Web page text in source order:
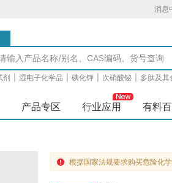
消息
剂 湿电子化学品 碘化钾 次硝酸铋 多肽及其
产品专区 行业应用 有料
 根据国家法规要求购买危险化